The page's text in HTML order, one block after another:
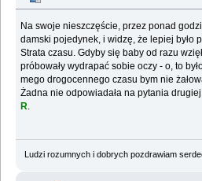
Na swoje nieszczęście, przez ponad
damski pojedynek, i widzę, że lepiej było
Strata czasu. Gdyby się baby od razu
próbowały wydrapać sobie oczy - o, to
mego drogocennego czasu bym nie
Żadna nie odpowiadała na pytania
R
Ludzi rozumnych i dobrych pozdrawiam